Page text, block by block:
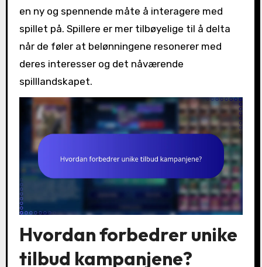
en ny og spennende måte å interagere med
spillet på. Spillere er mer tilbøyelige til å delta
når de føler at belønningene resonerer med
deres interesser og det nåværende
spilllandskapet.
Hvordan forbedrer unike
tilbud kampanjene?